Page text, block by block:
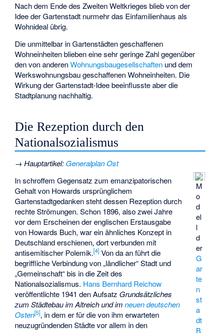
Nach dem Ende des Zweiten Weltkrieges blieb von der
Idee der Gartenstadt nurmehr das Einfamilienhaus als
Wohnideal übrig.
Die unmittelbar in Gartenstädten geschaffenen
Wohneinheiten blieben eine sehr geringe Zahl gegenüber
den von anderenWohnungsbaugesellschaften und dem
Werkswohnungsbau geschaffenen Wohneinheiten. Die
Wirkung der Gartenstadt-Idee beeinflusste aber die
Stadtplanung nachhaltig.
Die Rezeption durch den
Nationalsozialismus
→Hauptartikel: Generalplan Ost
M
o
d
el
l
d
er
G
ar
te
n
st
a
dt
B
In schroffem Gegensatz zum emanzipatorischen
Gehalt von Howards ursprünglichem
Gartenstadtgedanken steht dessen Rezeption durch
rechte Strömungen. Schon 1896, also zwei Jahre
vor dem Erscheinen der englischen Erstausgabe
von Howards Buch, war ein ähnliches Konzept in
Deutschland erschienen, dort verbunden mit
antisemitischer Polemik.[4] Von da an führt die
begriffliche Verbindung von „ländlicher“ Stadt und
„Gemeinschaft“ bis in die Zeit des
Nationalsozialismus. Hans Bernhard Reichow
veröffentlichte 1941 den Aufsatz Grundsätzliches
zum Städtebau im Altreich und imneuen deutschen
Osten[5], in dem er für die von ihm erwarteten
neuzugründenden Städte vor allem in den